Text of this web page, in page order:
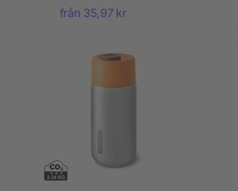
från 35,97 kr